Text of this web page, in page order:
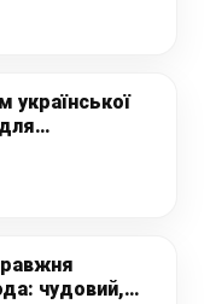
української
чудовий,